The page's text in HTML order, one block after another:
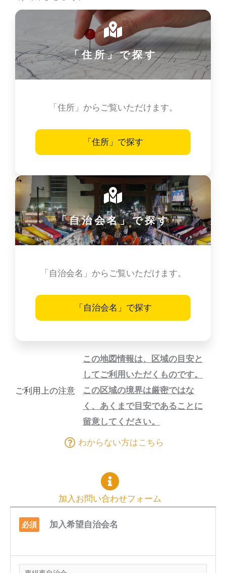
「住所」で探す
「住所」からご覧いただけます。
「住所」で探す
「自治会名」で探す
「自治会名」からご覧いただけます。
「自治会名」で探す
ご利用上の注意
この地図情報は、区域の目安と
してご利用いただくものです。
この区域の境界は厳密ではな
く、あくまで目安であることに
留意してください。
わからない方はこちら
加入お問い合わせフォーム
必須 加入希望自治会名